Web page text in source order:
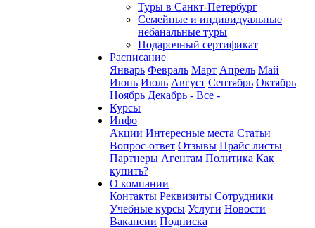
Туры в Санкт-Петербург
Семейные и индивидуальные
небанальные туры
Подарочный сертификат
Расписание
Январь Февраль Март Апрель Май
Июнь Июль Август Сентябрь Октябрь
Ноябрь Декабрь - Все -
Курсы
Инфо
Акции Интересные места Статьи
Вопрос-ответ Отзывы Прайс листы
Партнеры Агентам Политика Как
купить?
О компании
Контакты Реквизиты Сотрудники
Учебные курсы Услуги Новости
Вакансии Подписка